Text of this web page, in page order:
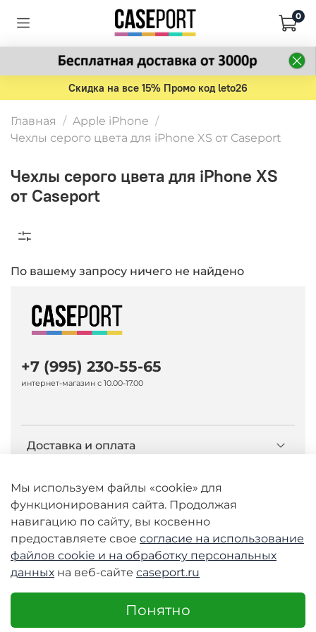
0
Скидка на все 15% Промо код leto26
Главная
Apple iPhone
Чехлы серого цвета для iPhone XS от Caseport
Чехлы серого цвета для iPhone XS
от Caseport
По вашему запросу ничего не найдено
Доставка и оплата
О компании Caseport
Бренд Nillkin
+7 (995) 230-55-65
интернет-магазин с 10.00-17.00
© 2026 Любое использование контента без
письменного разрешения запрещено
Мы используем файлы «cookie» для
функционирования сайта. Продолжая
навигацию по сайту, вы косвенно
предоставляете свое согласие на использование
файлов cookie и на обработку персональных
данных на веб-сайте caseport.ru
Понятно